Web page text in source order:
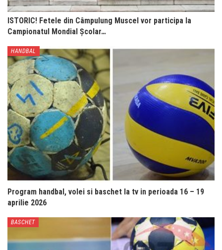
ISTORIC! Fetele din Câmpulung Muscel vor participa la
Campionatul Mondial Școlar…
HANDBAL
Program handbal, volei si baschet la tv in perioada 16 – 19
aprilie 2026
BASCHET